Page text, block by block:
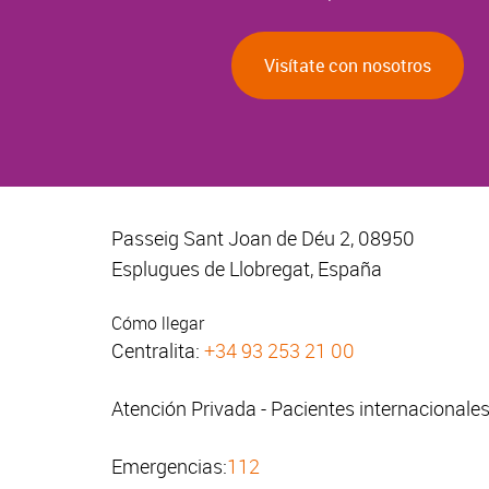
Visítate con nosotros
Passeig Sant Joan de Déu 2, 08950
Esplugues de Llobregat, España
Cómo llegar
Centralita: +34 93 253 21 00
Atención Privada - Pacientes
Emergencias:112